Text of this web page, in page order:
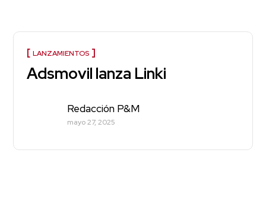
LANZAMIENTOS
Adsmovil lanza Linki
Redacción P&M
mayo 27, 2025